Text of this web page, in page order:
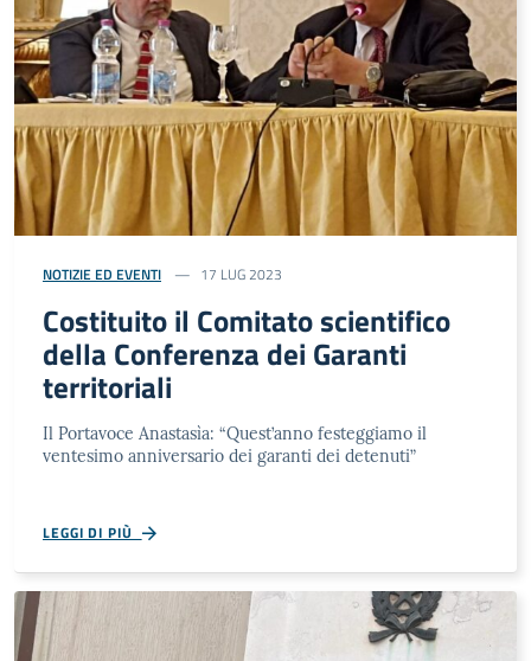
NOTIZIE ED EVENTI 17 LUG 2023
Costituito il Comitato scientifico
della Conferenza dei Garanti
territoriali
Il Portavoce Anastasìa: “Quest’anno festeggiamo il
ventesimo anniversario dei garanti dei detenuti”
LEGGI DI PIÙ